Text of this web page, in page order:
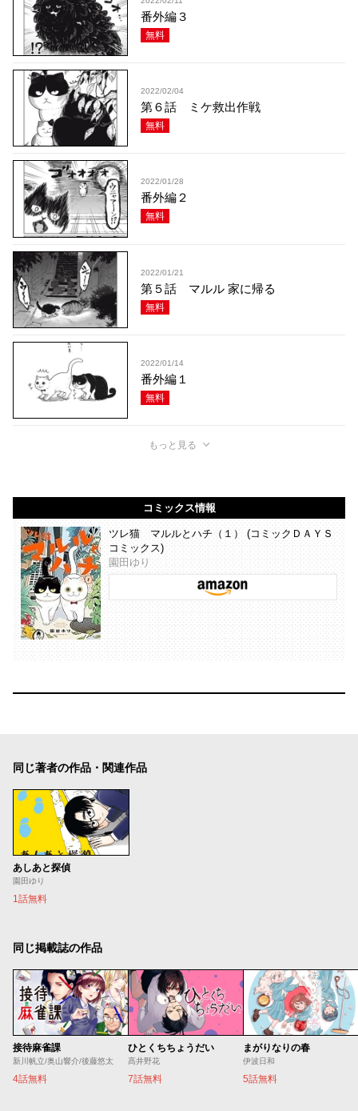
番外編３
無料
2022/02/04
第６話 ミケ救出作戦
無料
2022/01/28
番外編２
無料
2022/01/21
第５話 マルル 家に帰る
無料
2022/01/14
番外編１
無料
もっと見る
コミックス情報
ツレ猫 マルルとハチ（１） (コミックＤＡＹＳ
コミックス)
園田ゆり
同じ著者の作品・関連作品
あしあと探偵
園田ゆり
1話無料
同じ掲載誌の作品
接待麻雀課
新川帆立/奥山響介/後藤悠太
4話無料
ひとくちちょうだい
髙井野花
7話無料
まがりなりの春
伊波日和
5話無料